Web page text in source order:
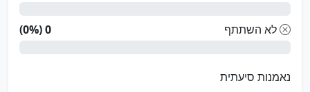
לא השתתף 0 (0%)
נאמנות סיעתית